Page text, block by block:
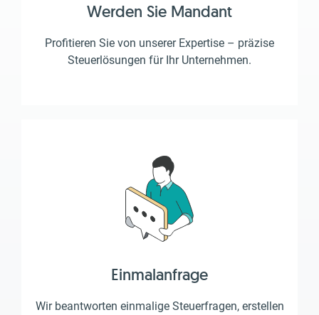
Werden Sie Mandant
Profitieren Sie von unserer Expertise – präzise
Steuerlösungen für Ihr Unternehmen.
Einmalanfrage
Wir beantworten einmalige Steuerfragen, erstellen